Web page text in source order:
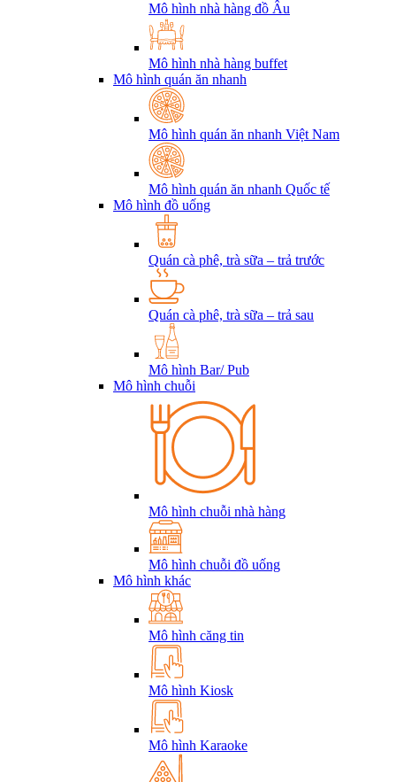
Mô hình nhà hàng đồ Âu
Mô hình nhà hàng buffet
Mô hình quán ăn nhanh
Mô hình quán ăn nhanh Việt Nam
Mô hình quán ăn nhanh Quốc tế
Mô hình đồ uống
Quán cà phê, trà sữa – trả trước
Quán cà phê, trà sữa – trả sau
Mô hình Bar/ Pub
Mô hình chuỗi
Mô hình chuỗi nhà hàng
Mô hình chuỗi đồ uống
Mô hình khác
Mô hình căng tin
Mô hình Kiosk
Mô hình Karaoke